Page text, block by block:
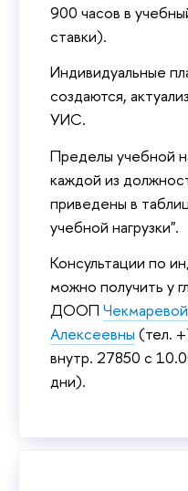
900 часов в
ставки).
Индивидуальные
создаются,
УИС.
Пределы учебной
каждой из
приведены в
учебной нагрузки".
Консультации по
можно получить у
ДООП
Алексеевны (тел.
внутр. 27850 с
дни).